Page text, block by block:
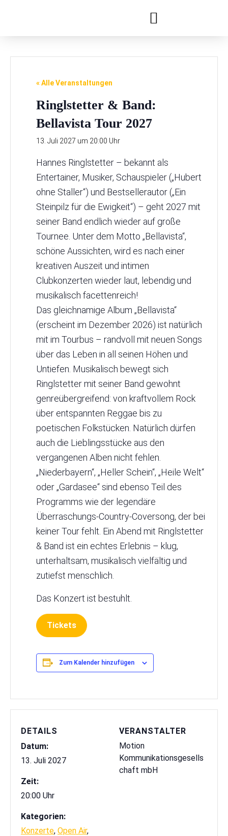
« Alle Veranstaltungen
Ringlstetter & Band:
Bellavista Tour 2027
13. Juli 2027 um 20:00 Uhr
Hannes Ringlstetter – bekannt als
Entertainer, Musiker, Schauspieler („Hubert
ohne Staller“) und Bestsellerautor („Ein
Steinpilz für die Ewigkeit“) – geht 2027 mit
seiner Band endlich wieder auf große
Tournee. Unter dem Motto „Bellavista“,
schöne Aussichten, wird es nach einer
kreativen Auszeit und intimen
Clubkonzerten wieder laut, lebendig und
musikalisch facettenreich!
Das gleichnamige Album „Bellavista“
(erscheint im Dezember 2026) ist natürlich
mit im Tourbus – randvoll mit neuen Songs
über das Leben in all seinen Höhen und
Untiefen. Musikalisch bewegt sich
Ringlstetter mit seiner Band gewohnt
genreübergreifend: von kraftvollem Rock
über entspannten Reggae bis zu
poetischen Folkstücken. Natürlich dürfen
auch die Lieblingsstücke aus den
vergangenen Alben nicht fehlen.
„Niederbayern“, „Heller Schein“, „Heile Welt“
oder „Gardasee“ sind ebenso Teil des
Programms wie der legendäre
Überraschungs-Country-Coversong, der bei
keiner Tour fehlt. Ein Abend mit Ringlstetter
& Band ist ein echtes Erlebnis – klug,
unterhaltsam, musikalisch vielfältig und
zutiefst menschlich.
Das Konzert ist bestuhlt.
Tickets
Zum Kalender hinzufügen
DETAILS
Datum:
13. Juli 2027
Zeit:
20:00 Uhr
Kategorien:
Konzerte, Open Air,
VERANSTALTER
Motion
Kommunikationsgesells
chaft mbH